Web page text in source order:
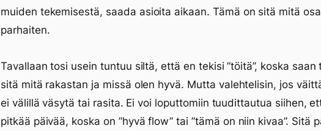
muiden tekemisestä, saada asioita aikaan. Tämä on sitä mitä
parhaiten.
Tavallaan tosi usein tuntuu siltä, että en tekisi ”töitä”, koska saan
sitä mitä rakastan ja missä olen hyvä. Mutta valehtelisin, jos
ei välillä väsytä tai rasita. Ei voi loputtomiin tuudittautua siihen,
pitkää päivää, koska on ”hyvä flow” tai ”tämä on niin kivaa”. Sitä